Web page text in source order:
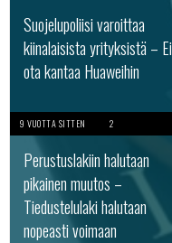
Suojelupoliisi varoittaa
kiinalaisista yrityksistä – Ei
ota kantaa Huaweihin
9 VUOTTA SITTEN 2
Perustuslakiin halutaan
pikainen muutos –
Tiedustelulaki halutaan
nopeasti voimaan